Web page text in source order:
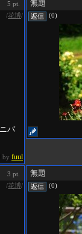
5 pt.
/花博/
バ
by fuul
無題
(0)
3 pt.
/花博/
無題
(0)